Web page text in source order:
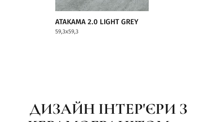
ATAKAMA 2.0 LIGHT GREY
59,3x59,3
ДИЗАЙН ІНТЕР'ЄРИ З